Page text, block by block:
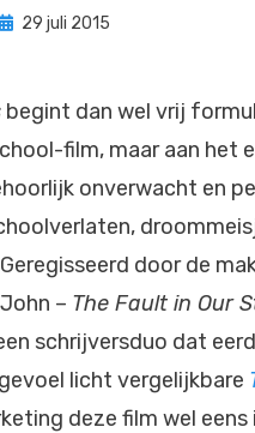
door Filmofiel.nl
Geplaatst
29 juli 2015
begint dan wel vrij
film, maar aan het
onverwacht en
door de
– The Fault in Our
schrijversduo dat
licht vergelijkbare
deze film wel eens